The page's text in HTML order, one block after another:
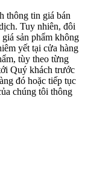
thông tin giá bán
Tuy nhiên, đôi
sản phẩm không
yết tại cửa hàng
tùy theo từng
Quý khách trước
đó hoặc tiếp tục
chúng tôi thông